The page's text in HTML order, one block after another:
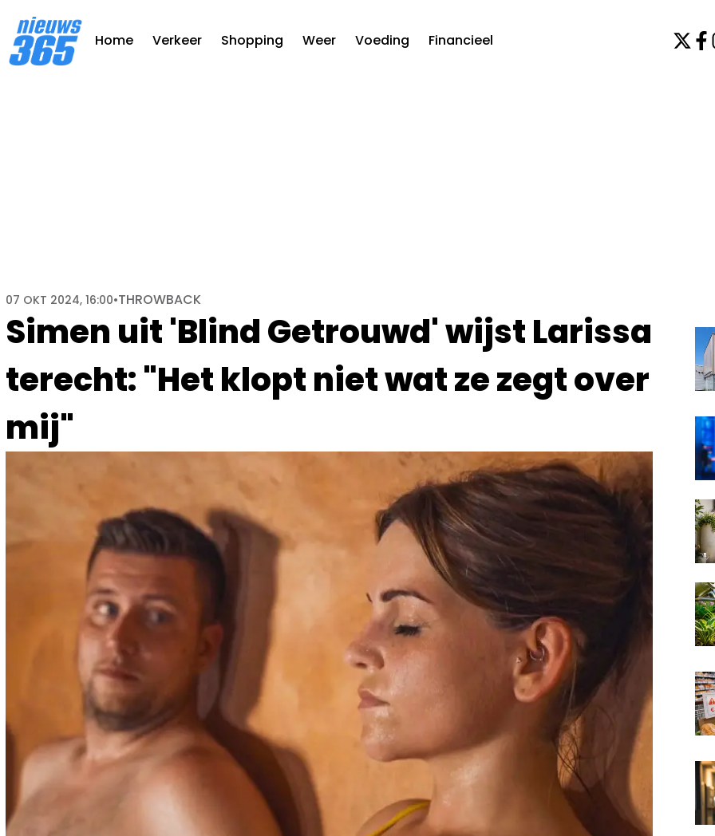
Home Verkeer Shopping Weer Voeding Financieel
Simen uit 'Blind Getrouwd' wijst Larissa
terecht: "Het klopt niet wat ze zegt over
mij"
07 OKT 2024, 16:00•THROWBACK